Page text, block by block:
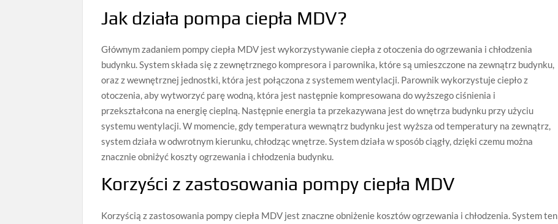
Jak działa pompa ciepła MDV?
Głównym zadaniem pompy ciepła MDV jest wykorzystywanie ciepła z otoczenia do ogrzewania i chłodzenia
budynku. System składa się z zewnętrznego kompresora i parownika, które są umieszczone na zewnątrz budynku,
oraz z wewnętrznej jednostki, która jest połączona z systemem wentylacji. Parownik wykorzystuje ciepło z
otoczenia, aby wytworzyć parę wodną, która jest następnie kompresowana do wyższego ciśnienia i
przekształcona na energię cieplną. Następnie energia ta przekazywana jest do wnętrza budynku przy użyciu
systemu wentylacji. W momencie, gdy temperatura wewnątrz budynku jest wyższa od temperatury na zewnątrz,
system działa w odwrotnym kierunku, chłodząc wnętrze. System działa w sposób ciągły, dzięki czemu można
znacznie obniżyć koszty ogrzewania i chłodzenia budynku.
Korzyści z zastosowania pompy ciepła MDV
Korzyścią z zastosowania pompy ciepła MDV jest znaczne obniżenie kosztów ogrzewania i chłodzenia. System ten